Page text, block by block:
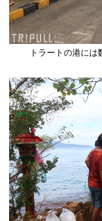
トラートの港に